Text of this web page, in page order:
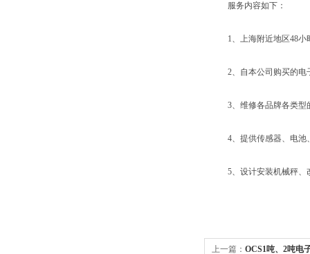
服务内容如下：
1、上海附近地区48小
2、自本公司购买的电
3、维修各品牌各类型的
4、提供传感器、电池
5、设计安装机械秤、改
上一篇： OCS1吨、2吨电